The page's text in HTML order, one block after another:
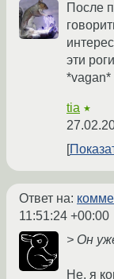
После
эти
*vagan*
tia ★
Ответ на:
11:51:24 +00:00
> Он
Не, я